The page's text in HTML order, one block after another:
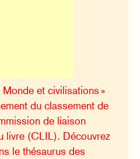
et civilisations »
du classement de
de liaison
livre (CLIL). Découvrez
le thésaurus des